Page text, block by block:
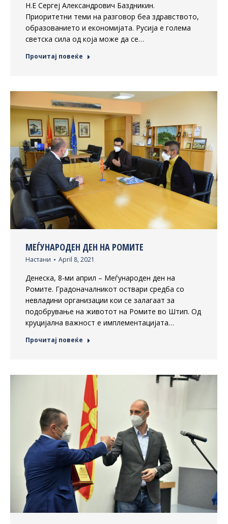
Н.Е Сергеј Александрович Баздникин.
Приоритетни теми на разговор беа здравството,
образованието и економијата. Русија е голема
светска сила од која може да се…
Прочитај повеќе
МЕЃУНАРОДЕН ДЕН НА РОМИТЕ
Настани April 8, 2021
Денеска, 8-ми април – Меѓународен ден на
Ромите. Градоначалникот оствари средба со
невладини организации кои се залагаат за
подобрување на животот на Ромите во Штип. Од
круцијална важност е имплементацијата…
Прочитај повеќе